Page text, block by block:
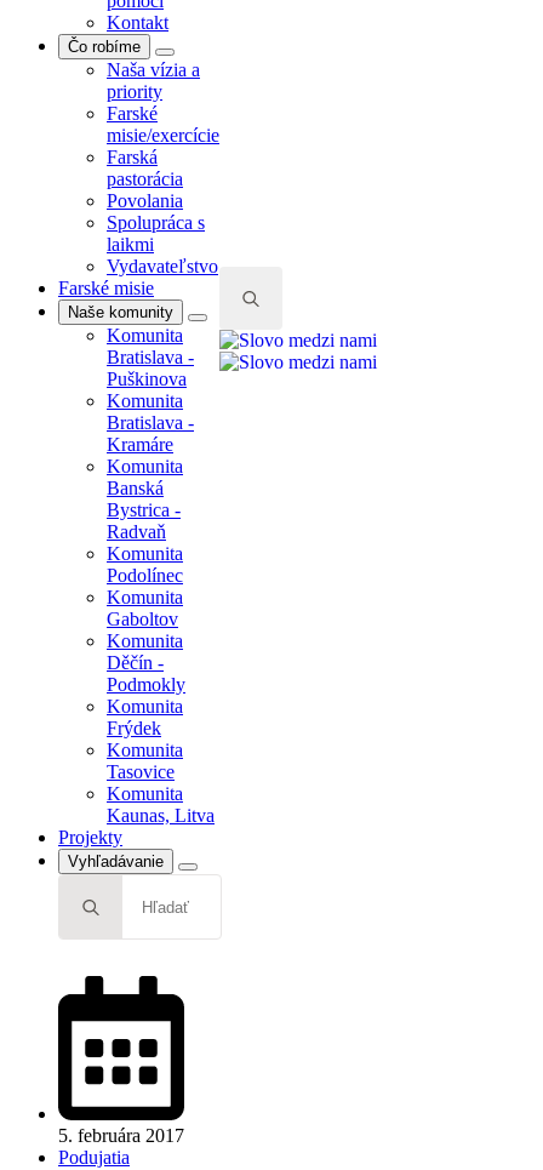
Kontakt
Čo robíme
Naša vízia a
priority
Farské
misie/exercície
Farská
pastorácia
Povolania
Spolupráca s
laikmi
Vydavateľstvo
Farské misie
Naše komunity
Komunita
Bratislava -
Puškinova
Komunita
Bratislava -
Kramáre
Komunita
Banská
Bystrica -
Radvaň
Komunita
Podolínec
Komunita
Gaboltov
Komunita
Děčín -
Podmokly
Komunita
Frýdek
Komunita
Tasovice
Komunita
Kaunas, Litva
Projekty
Vyhľadávanie
for:
Search
for:
5. februára 2017
Podujatia